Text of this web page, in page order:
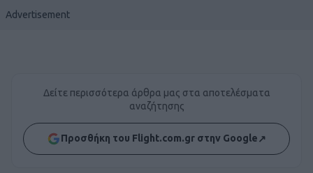
Δείτε περισσότερα άρθρα μας στα αποτελέσματα
αναζήτησης
Προσθήκη του Flight.com.gr στην Google↗